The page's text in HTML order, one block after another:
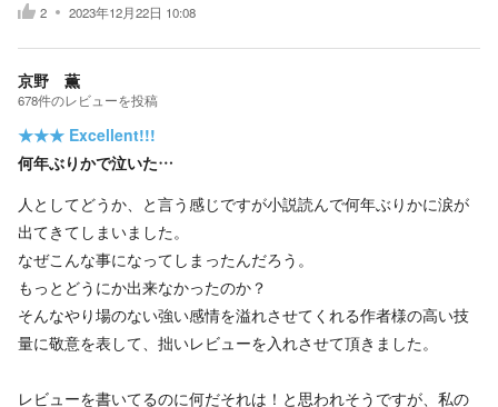
2 2023年12月22日 10:08
京野 薫
678件のレビューを投稿
★★★ Excellent!!!
何年ぶりかで泣いた…
人としてどうか、と言う感じですが小説読んで何年ぶりかに涙が
出てきてしまいました。
なぜこんな事になってしまったんだろう。
もっとどうにか出来なかったのか？
そんなやり場のない強い感情を溢れさせてくれる作者様の高い技
量に敬意を表して、拙いレビューを入れさせて頂きました。
レビューを書いてるのに何だそれは！と思われそうですが、私の